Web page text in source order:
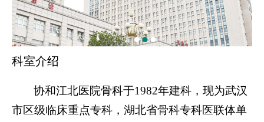
科室介绍
协和江北医院骨科于1982年建科，现为武汉
市区级临床重点专科，湖北省骨科专科医联体单